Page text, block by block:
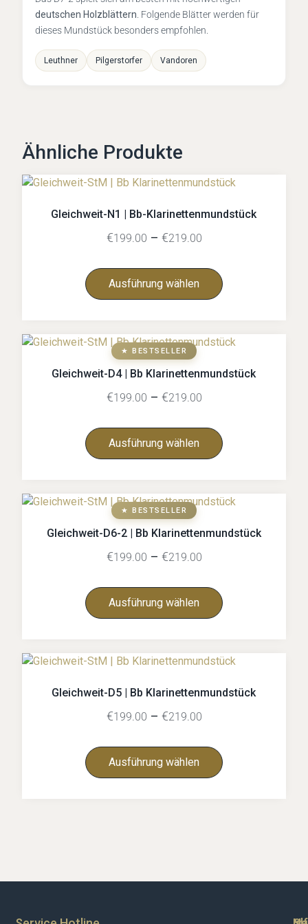
deutschen Holzblättern . Folgende Blätter werden für
dieses Mundstück besonders empfohlen.
Leuthner Pilgerstorfer Vandoren
Ähnliche Produkte
Gleichweit-N1 | Bb-Klarinettenmundstück
€199.00 – €219.00
Ausführung wählen
★ BESTSELLER
Gleichweit-D4 | Bb Klarinettenmundstück
€199.00 – €219.00
Ausführung wählen
★ BESTSELLER
Gleichweit-D6-2 | Bb Klarinettenmundstück
€199.00 – €219.00
Ausführung wählen
Gleichweit-D5 | Bb Klarinettenmundstück
€199.00 – €219.00
Ausführung wählen